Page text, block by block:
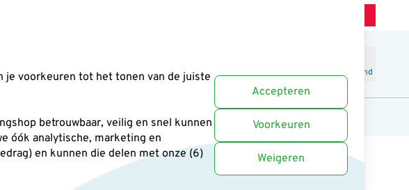
je voorkeuren tot het tonen van de juiste
betrouwbaar, veilig en snel kunnen
óók analytische, marketing en
en kunnen die delen met onze (6)
Accepteren
Voorkeuren
Weigeren
Winkelmand
Planten Cadeaus en boeken Uitgelicht